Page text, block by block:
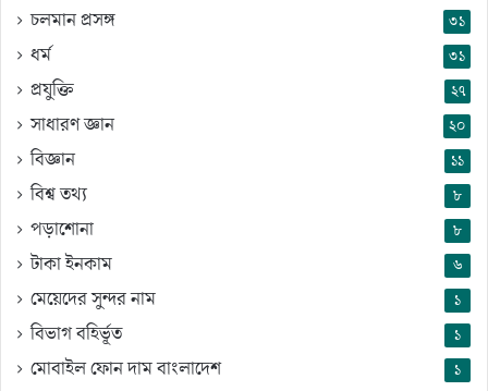
চলমান প্রসঙ্গ ৩১
ধর্ম ৩১
প্রযুক্তি ২৭
সাধারণ জ্ঞান ২০
বিজ্ঞান ১১
বিশ্ব তথ্য ৮
পড়াশোনা ৮
টাকা ইনকাম ৬
মেয়েদের সুন্দর নাম ১
বিভাগ বহির্ভূত ১
মোবাইল ফোন দাম বাংলাদেশ ১